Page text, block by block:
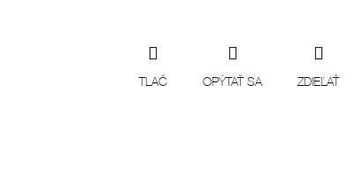
TLAČ OPÝTAŤ SA ZDIEĽAŤ